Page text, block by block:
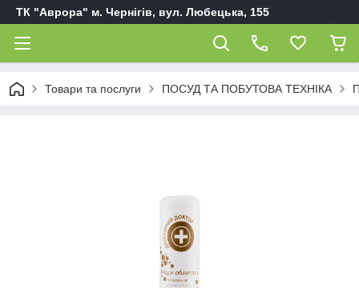
ТК "Аврора" м. Чернігів, вул. Любецька, 155
Товари та послуги ПОСУД ТА ПОБУТОВА ТЕХНІКА